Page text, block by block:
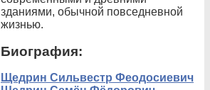
зданиями, обычной повседневной
жизнью.
Биография:
Щедрин Сильвестр Феодосиевич